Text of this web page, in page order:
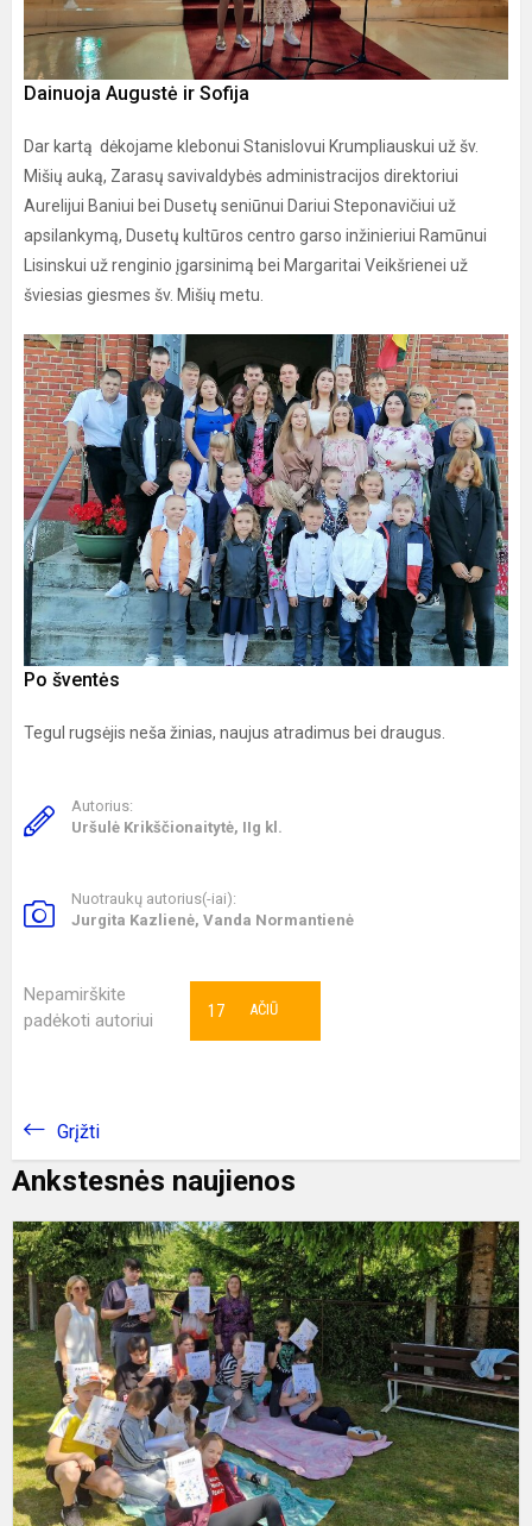
Dainuoja Augustė ir Sofija
Dar kartą dėkojame klebonui Stanislovui Krumpliauskui už šv.
Mišių auką, Zarasų savivaldybės administracijos direktoriui
Aurelijui Baniui bei Dusetų seniūnui Dariui Steponavičiui už
apsilankymą, Dusetų kultūros centro garso inžinieriui Ramūnui
Lisinskui už renginio įgarsinimą bei Margaritai Veikšrienei už
šviesias giesmes šv. Mišių metu.
Po šventės
Tegul rugsėjis neša žinias, naujus atradimus bei draugus.
Autorius:
Uršulė Krikščionaitytė, IIg kl.
Nuotraukų autorius(-iai):
Jurgita Kazlienė, Vanda Normantienė
Nepamirškite
padėkoti autoriui
AČIŪ
17
Grįžti
Ankstesnės naujienos